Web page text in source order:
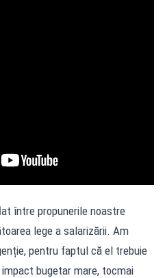
între propunerile noastre
lege a salarizării. Am
pentru faptul că el trebuie
bugetar mare, tocmai